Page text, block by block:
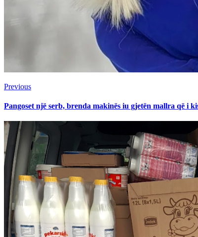
Continue
Reading
PreviousPrevious
Pangoset një serb, brenda makinës iu gjetën mallra që i